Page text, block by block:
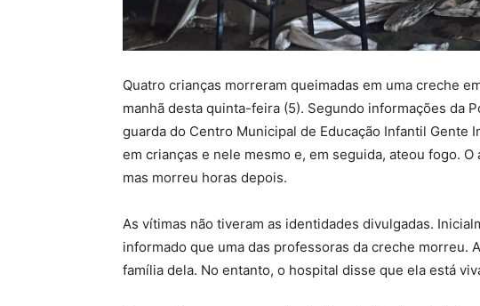
Quatro crianças morreram queimadas em uma creche
manhã desta quinta-feira (5). Segundo informações da
guarda do Centro Municipal de Educação Infantil Gente
em crianças e nele mesmo e, em seguida, ateou fogo.
mas morreu horas depois.
As vítimas não tiveram as identidades divulgadas.
informado que uma das professoras da creche morreu.
família dela. No entanto, o hospital disse que ela está